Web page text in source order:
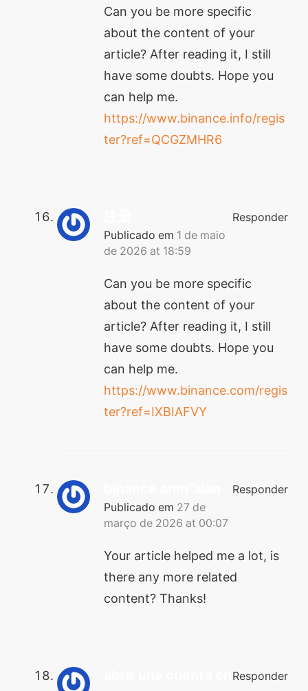
Can you be more specific
about the content of your
article? After reading it, I still
have some doubts. Hope you
can help me.
https://www.binance.info/regis
ter?ref=QCGZMHR6
Publicado em 1 de maio
de 2026 at 18:59
Responder
Can you be more specific
about the content of your
article? After reading it, I still
have some doubts. Hope you
can help me.
https://www.binance.com/regis
ter?ref=IXBIAFVY
Publicado em 27 de
março de 2026 at 00:07
Responder
Your article helped me a lot, is
there any more related
content? Thanks!
Responder